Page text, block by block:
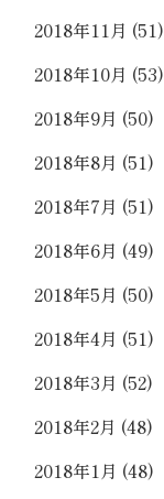
2018年11月 (51)
2018年10月 (53)
2018年9月 (50)
2018年8月 (51)
2018年7月 (51)
2018年6月 (49)
2018年5月 (50)
2018年4月 (51)
2018年3月 (52)
2018年2月 (48)
2018年1月 (48)